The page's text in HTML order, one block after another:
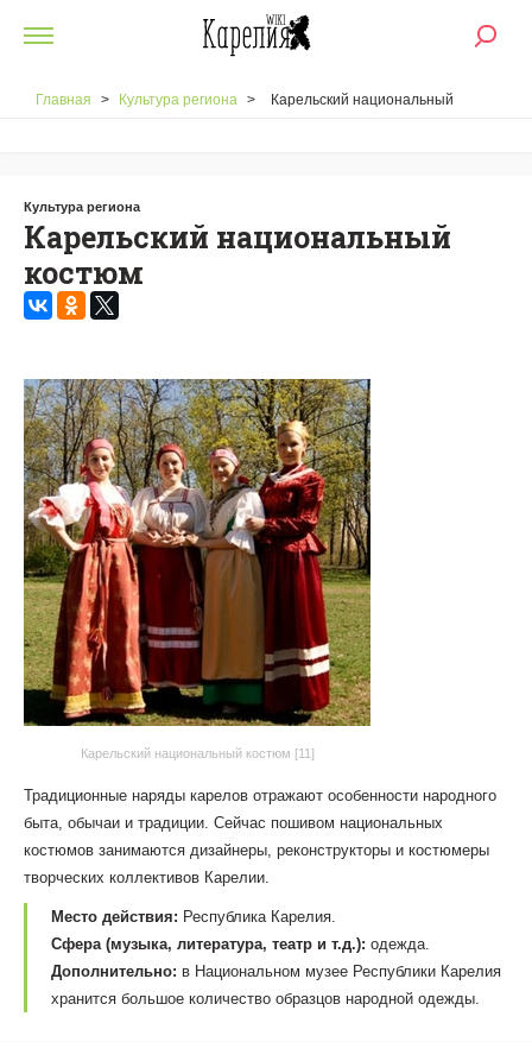
Главная > Культура региона >
Карельский национальный
Культура региона
Карельский национальный
костюм
Карельский национальный костюм [11]
Традиционные наряды карелов отражают особенности народного
быта, обычаи и традиции. Сейчас пошивом национальных
костюмов занимаются дизайнеры, реконструкторы и костюмеры
творческих коллективов Карелии.
Место действия: Республика Карелия.
Сфера (музыка, литература, театр и т.д.): одежда.
Дополнительно: в Национальном музее Республики Карелия
хранится большое количество образцов народной одежды.